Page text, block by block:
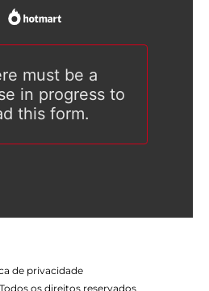
de privacidade
os direitos reservados